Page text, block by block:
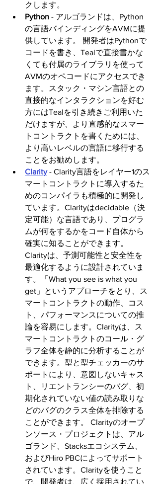
クします。
Python - アルゴランドは、Python
の言語バインディングをAVMに提
供しています。 開発者はPythonで
コードを書き、Tealで直接書かな
くても付属のライブラリを使って
AVMのオペコードにアクセスでき
ます。スタック・マシン言語との
直接的なインタラクションを好む
方にはTealを引き続きご利用いた
だけますが、より直感的なスマー
トコントラクトを書くためには、
より高いレベルの言語に移行する
ことをお勧めします。
Clarity - Clarity言語をレイヤー1のス
マートコントラクトに導入するた
めのコンパイラも積極的に開発し
ています。Clarityはdecidable（決
定可能）な言語であり、プログラ
ムが何をするかをコード自体から
確実に知ることができます。
Clarityは、予測可能性と安全性を
最適化するように設計されていま
す。「What you see is what you
get」というアプローチをとり、ス
マートコントラクトの動作、コス
ト、パフォーマンスについての推
論を容易にします。Clarityは、ス
マートコントラクトのコール・グ
ラフ全体を静的に分析することが
できます。型と型チェッカーのサ
ポートにより、意図しないキャス
ト、リエントランシーのバグ、初
期化されていない値の読み取りな
どのバグのクラス全体を排除する
ことができます。 Clarityのオープ
ンソース・プロジェクトは、アル
ゴランド、Stacksエコシステム、
およびHiro PBCによってサポート
されています。Clarityを使うこと
で、開発者は、広く採用されてい